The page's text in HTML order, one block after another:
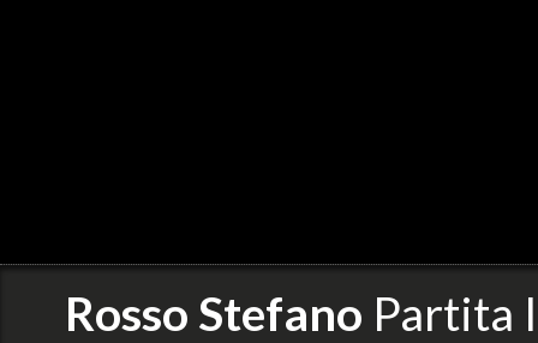
Rosso Stefano Partita